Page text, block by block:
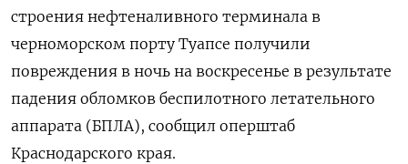
строения нефтеналивного терминала в
черноморском порту Туапсе получили
повреждения в ночь на воскресенье в результате
падения обломков беспилотного летательного
аппарата (БПЛА), сообщил оперштаб
Краснодарского края.